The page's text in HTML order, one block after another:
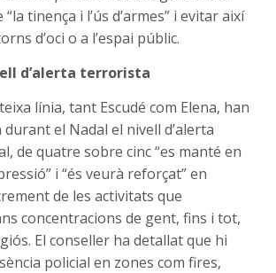
tinença i l’ús d’armes” i evitar així
d’oci o a l’espai públic.
d’alerta terrorista
línia, tant Escudé com Elena, han
el Nadal el nivell d’alerta
de quatre sobre cinc “es manté en
i “és veurà reforçat” en
de les activitats que
concentracions de gent, fins i tot,
El conseller ha detallat que hi
policial en zones com fires,